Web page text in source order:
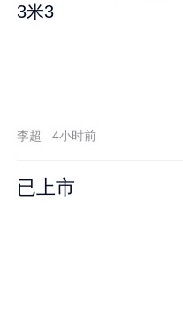
3米3
李超 4小时前
已上市